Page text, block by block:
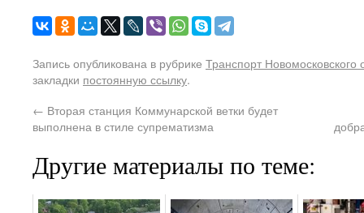
Запись опубликована в рубрике Транспорт Новомосковского
закладки постоянную ссылку.
← Вторая станция Коммунарской ветки будет
выполнена в стиле супрематизма
Другие материалы по теме: